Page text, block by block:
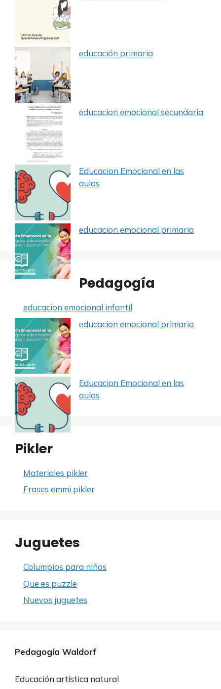
educación primaria
educacion emocional secundaria
Educacion Emocional en las
aulas
educacion emocional primaria
Pedagogía
educacion emocional infantil
educacion emocional primaria
Educacion Emocional en las
aulas
Pikler
Materiales pikler
Frases emmi pikler
Juguetes
Columpios para niños
Que es puzzle
Nuevos juguetes
Pedagogía Waldorf
Educación artística natural